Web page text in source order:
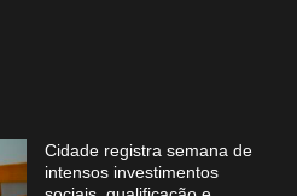
Cidade registra semana de
intensos investimentos